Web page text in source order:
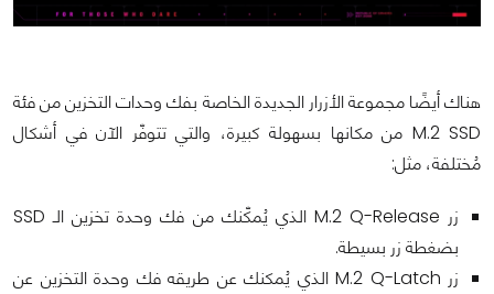
هناك أيضًا مجموعة الأزرار الجديدة الخاصة بفك وحدات التخزين من فئة
M.2 SSD من مكانها بسهولة كبيرة، والتي تتوفّر الآن في أشكال
مُختلفة، مثل:
زر M.2 Q-Release الذي يُمكّنك من فك وحدة تخزين الـ SSD
بضغطة زر بسيطة.
زر M.2 Q-Latch الذي يُمكنك عن طريقه فك وحدة التخزين عن